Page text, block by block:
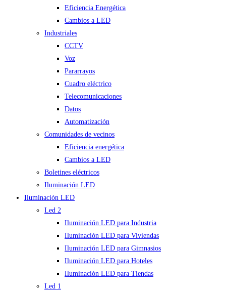
Eficiencia Energética
Cambios a LED
Industriales
CCTV
Voz
Pararrayos
Cuadro eléctrico
Telecomunicaciones
Datos
Automatización
Comunidades de vecinos
Eficiencia energética
Cambios a LED
Boletines eléctricos
Iluminación LED
Iluminación LED
Led 2
Iluminación LED para Industria
Iluminación LED para Viviendas
Iluminación LED para Gimnasios
Iluminación LED para Hoteles
Iluminación LED para Tiendas
Led 1